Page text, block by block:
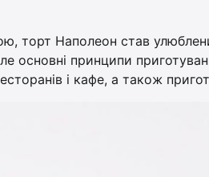
торт Наполеон став
основні принципи
і кафе, а також